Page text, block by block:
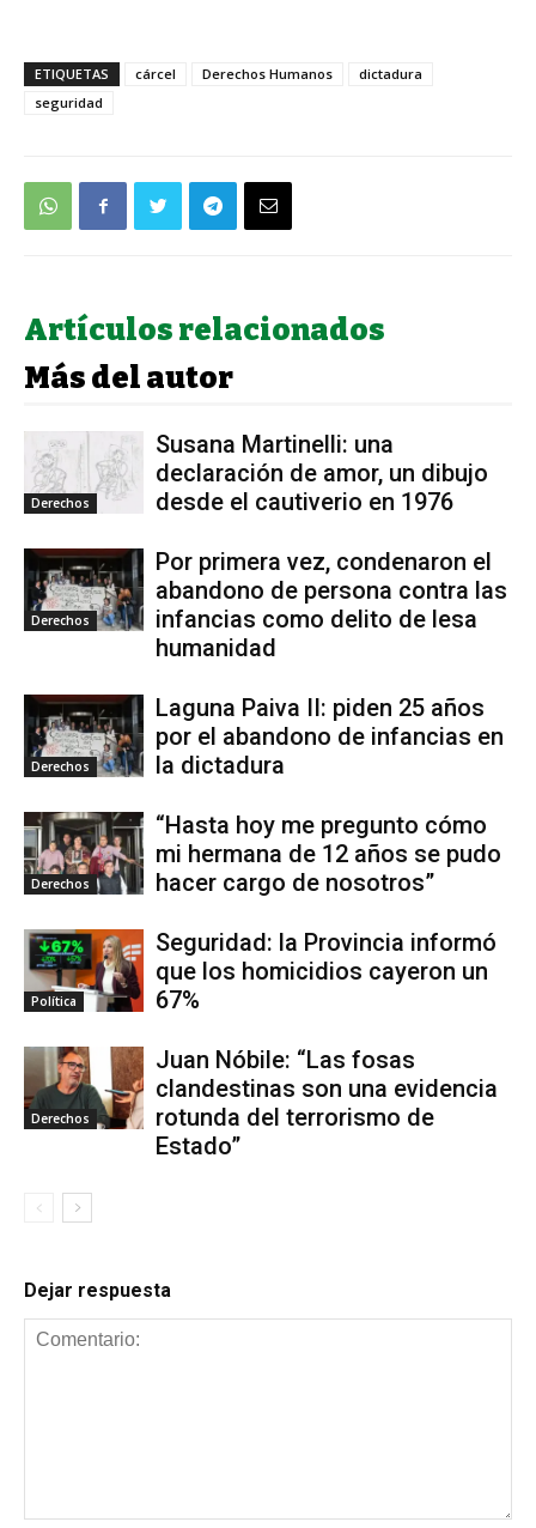
ETIQUETAS cárcel Derechos Humanos
dictadura
seguridad
Artículos relacionados
Más del autor
Derechos
Susana Martinelli: una
declaración de amor, un dibujo
desde el cautiverio en 1976
Derechos
Por primera vez, condenaron el
abandono de persona contra las
infancias como delito de lesa
humanidad
Derechos
Laguna Paiva II: piden 25 años
por el abandono de infancias en
la dictadura
Derechos
“Hasta hoy me pregunto cómo
mi hermana de 12 años se pudo
hacer cargo de nosotros”
Política
Seguridad: la Provincia informó
que los homicidios cayeron un
67%
Derechos
Juan Nóbile: “Las fosas
clandestinas son una evidencia
rotunda del terrorismo de
Estado”
Dejar respuesta